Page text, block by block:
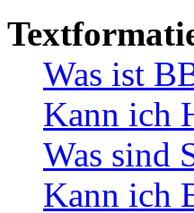
Was ist
Kann ich
Was sind
Kann ich